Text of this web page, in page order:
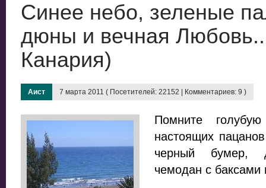
Синее небо, зеленые
дюны и вечная
Канария)
Аист 7 марта 2011 ( Посетителей: 22152 | Комментариев: 9 )
Помните
настоящих
черный бумер,
чемодан с